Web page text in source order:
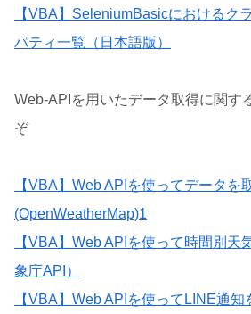
【VBA】SeleniumBasicにおけるク
パティ一覧（日本語版）
Web-APIを用いたデータ取得に関す
ぞ
【VBA】Web APIを使ってデータを
(OpenWeatherMap)1
【VBA】Web APIを使って時間別天
象庁API）
【VBA】Web APIを使ってLINE通知